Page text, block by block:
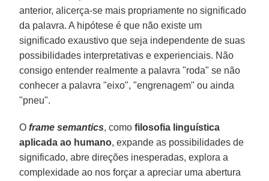
anterior, alicerça-se mais propriamente no significado
da palavra. A hipótese é que não existe um
significado exaustivo que seja independente de suas
possibilidades interpretativas e experienciais. Não
consigo entender realmente a palavra "roda" se não
conhecer a palavra "eixo", "engrenagem" ou ainda
"pneu".
Oframe semantics, comofilosofia linguística
aplicada ao humano, expande as possibilidades de
significado, abre direções inesperadas, explora a
complexidade ao nos forçar a apreciar uma abertura